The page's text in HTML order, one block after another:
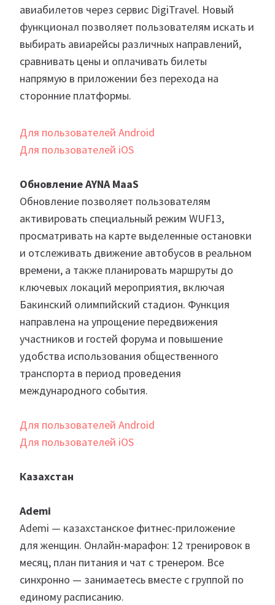
авиабилетов через сервис DigiTravel. Новый
функционал позволяет пользователям искать и
выбирать авиарейсы различных направлений,
сравнивать цены и оплачивать билеты
напрямую в приложении без перехода на
сторонние платформы.
Для пользователей Android
Для пользователей iOS
Обновление AYNA MaaS
Обновление позволяет пользователям
активировать специальный режим WUF13,
просматривать на карте выделенные остановки
и отслеживать движение автобусов в реальном
времени, а также планировать маршруты до
ключевых локаций мероприятия, включая
Бакинский олимпийский стадион. Функция
направлена на упрощение передвижения
участников и гостей форума и повышение
удобства использования общественного
транспорта в период проведения
международного события.
Для пользователей Android
Для пользователей iOS
Казахстан
Ademi
Ademi — казахстанское фитнес-приложение
для женщин. Онлайн-марафон: 12 тренировок в
месяц, план питания и чат с тренером. Все
синхронно — занимаетесь вместе с группой по
единому расписанию.